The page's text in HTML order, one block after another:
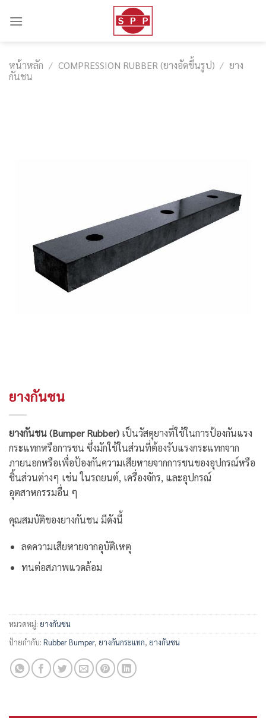
หน้าหลัก / COMPRESSION RUBBER (ยางอัดขึ้นรูป) / ยาง
กันชน
ยางกันชน
ยางกันชน (Bumper Rubber) เป็นวัสดุยางที่ใช้ในการป้องกันแรง
กระแทกหรือการชน ซึ่งมักใช้ในส่วนที่ต้องรับแรงกระแทกจาก
ภายนอกหรือเพื่อป้องกันความเสียหายจากการชนของอุปกรณ์หรือ
ชิ้นส่วนต่างๆ เช่น ในรถยนต์, เครื่องจักร, และอุปกรณ์
อุตสาหกรรมอื่น ๆ
คุณสมบัติของยางกันชน มีดังนี้
ลดความเสียหายจากอุบัติเหตุ
ทนต่อสภาพแวดล้อม
หมวดหมู่: ยางกันชน
ป้ายกำกับ: Rubber Bumper, ยางกันกระแทก, ยางกันชน